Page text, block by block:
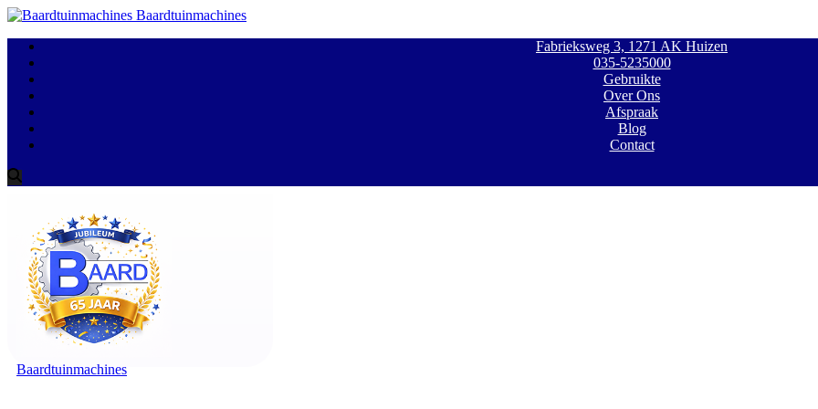
Baardtuinmachines
Fabrieksweg 3, 1271 AK Huizen
035-5235000
Gebruikte
Over Ons
Afspraak
Blog
Contact
Baardtuinmachines